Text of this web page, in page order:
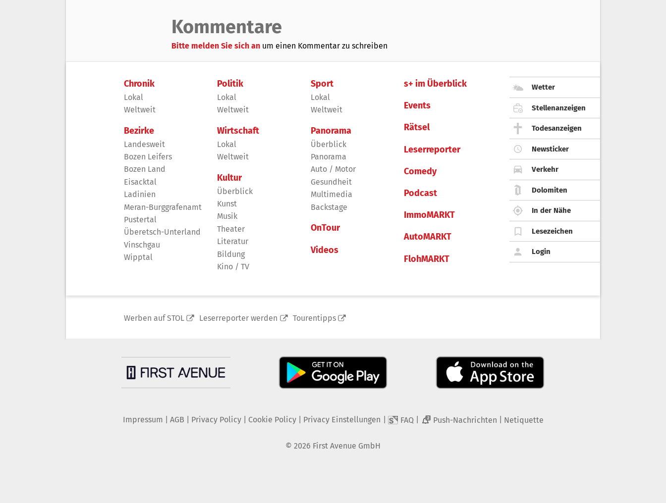
Kommentare
Bitte melden Sie sich an um einen Kommentar zu schreiben
Chronik
Lokal
Weltweit
Bezirke
Landesweit
Bozen Leifers
Bozen Land
Eisacktal
Ladinien
Meran-Burggrafenamt
Pustertal
Überetsch-Unterland
Vinschgau
Wipptal
Politik
Lokal
Weltweit
Wirtschaft
Lokal
Weltweit
Kultur
Überblick
Kunst
Musik
Theater
Literatur
Bildung
Kino / TV
Sport
Lokal
Weltweit
Panorama
Überblick
Panorama
Auto / Motor
Gesundheit
Multimedia
Backstage
OnTour
Videos
s+ im Überblick
Events
Rätsel
Leserreporter
Comedy
Podcast
ImmoMARKT
AutoMARKT
FlohMARKT
Wetter
Stellenanzeigen
Todesanzeigen
Newsticker
Verkehr
Dolomiten
In der Nähe
Lesezeichen
Login
Werben auf STOL Leserreporter werden Tourentipps
Impressum AGB Privacy Policy| Cookie Policy| Privacy Einstellungen FAQ 2 Push-Nachrichten Netiquette
© 2026 First Avenue GmbH